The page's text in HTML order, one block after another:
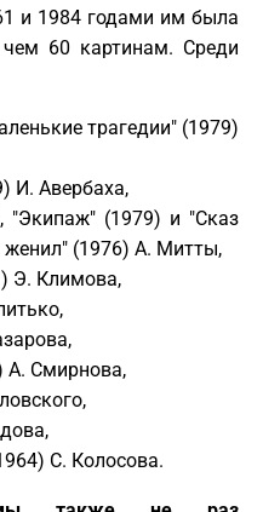
и 1984 годами им была
60 картинам. Среди
трагедии" (1979)
И. Авербаха,
"Экипаж" (1979) и "Сказ
женил" (1976) А. Митты,
Э. Климова,
А. Смирнова,
С. Колосова.